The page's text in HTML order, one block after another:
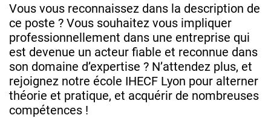
Vous vous reconnaissez dans la description de
ce poste ? Vous souhaitez vous impliquer
professionnellement dans une entreprise qui
est devenue un acteur fiable et reconnue dans
son domaine d’expertise ? N’attendez plus, et
rejoignez notre école IHECF Lyon pour alterner
théorie et pratique, et acquérir de nombreuses
compétences !